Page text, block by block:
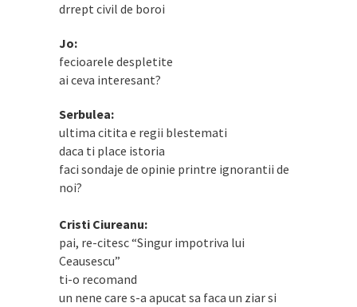
drrept civil de boroi
Jo:
fecioarele despletite
ai ceva interesant?
Serbulea:
ultima citita e regii blestemati
daca ti place istoria
faci sondaje de opinie printre ignorantii de
noi?
Cristi Ciureanu:
pai, re-citesc “Singur impotriva lui
Ceausescu”
ti-o recomand
un nene care s-a apucat sa faca un ziar si